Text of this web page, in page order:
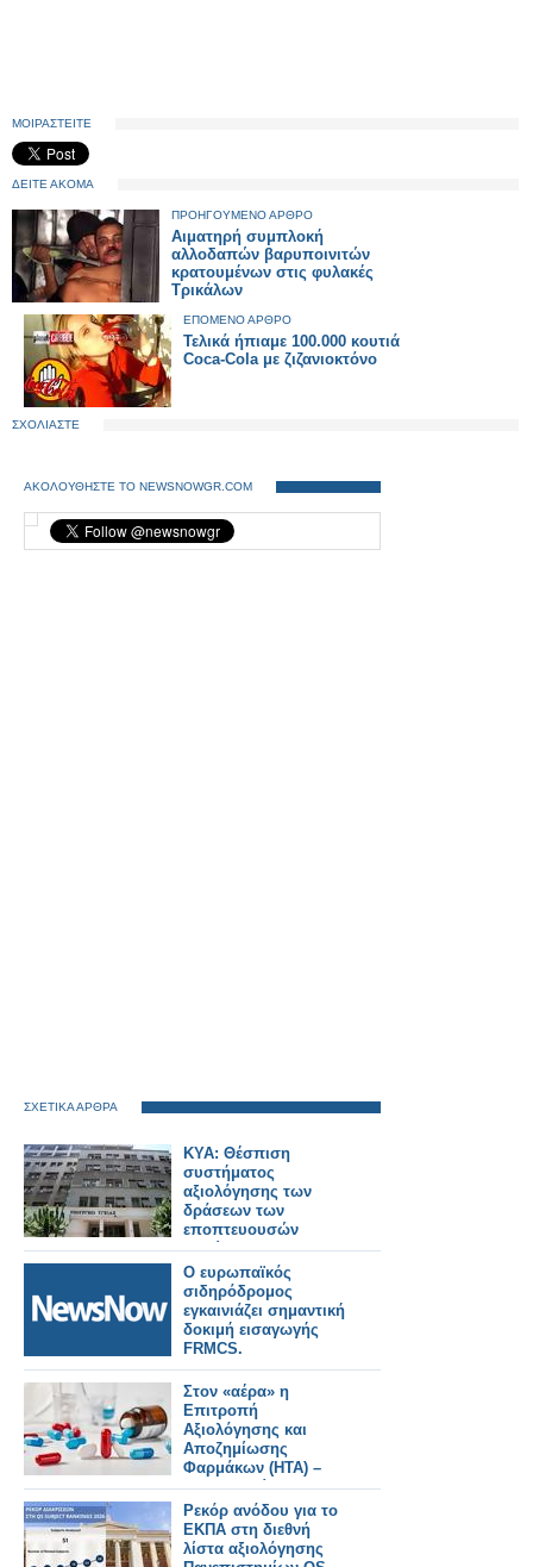
ΜΟΙΡΑΣΤΕΙΤΕ
ΔΕΙΤΕ ΑΚΟΜΑ
ΠΡΟΗΓΟΥΜΕΝΟ ΑΡΘΡΟ
Αιματηρή συμπλοκή
αλλοδαπών βαρυποινιτών
κρατουμένων στις φυλακές
Τρικάλων
ΕΠΟΜΕΝΟ ΑΡΘΡΟ
Τελικά ήπιαμε 100.000 κουτιά
Coca-Cola με ζιζανιοκτόνο
ΣΧΟΛΙΑΣΤΕ
ΑΚΟΛΟΥΘΗΣΤΕ ΤΟ NEWSNOWGR.COM
ΣΧΕΤΙΚΑ ΑΡΘΡΑ
ΚΥΑ: Θέσπιση
συστήματος
αξιολόγησης των
δράσεων των
εποπτευουσών
αρχών του
Υπουργείου Υγείας
Ο ευρωπαϊκός
σιδηρόδρομος
εγκαινιάζει σημαντική
δοκιμή εισαγωγής
FRMCS.
Στον «αέρα» η
Επιτροπή
Αξιολόγησης και
Αποζημίωσης
Φαρμάκων (ΗΤΑ) –
Δεν μπορεί να
συνεδριάσει, σε
αναμονή δεκάδες
φάκελοι φαρμάκων
Ρεκόρ ανόδου για το
ΕΚΠΑ στη διεθνή
λίστα αξιολόγησης